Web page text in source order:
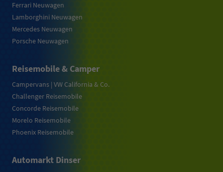
Ferrari Neuwagen
Lamborghini Neuwagen
Mercedes Neuwagen
Porsche Neuwagen
Reisemobile & Camper
Campervans | VW California & Co.
Challenger Reisemobile
Concorde Reisemobile
Morelo Reisemobile
Phoenix Reisemobile
Automarkt Dinser